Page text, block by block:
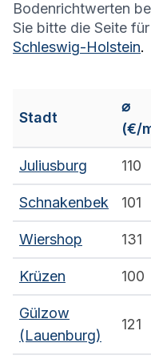
Bodenrichtwerten
Sie bitte die Seite für
Schleswig-Holstein.
Stadt
⌀
(€/
Juliusburg 110
Schnakenbek 101
Wiershop 131
Krüzen 100
Gülzow
(Lauenburg)
121